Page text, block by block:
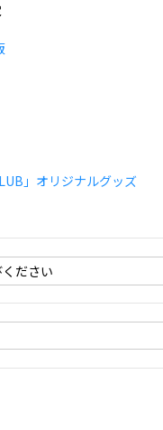
」オリジナルグッズ